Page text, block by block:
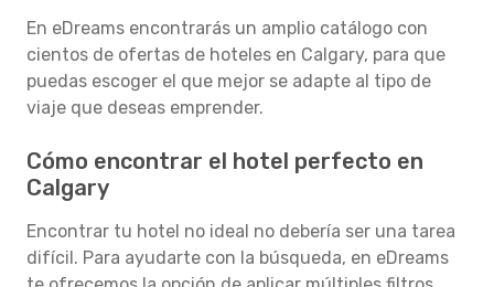
En eDreams encontrarás un amplio catálogo con
cientos de ofertas de hoteles en Calgary, para que
puedas escoger el que mejor se adapte al tipo de
viaje que deseas emprender.
Cómo encontrar el hotel perfecto en
Calgary
Encontrar tu hotel no ideal no debería ser una tarea
difícil. Para ayudarte con la búsqueda, en eDreams